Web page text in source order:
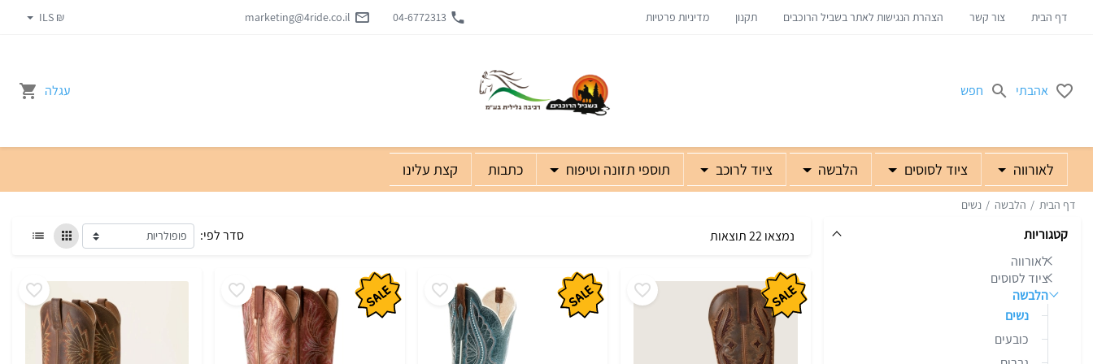
דף הבית צור קשר הצהרת הנגישות לאתר בשביל הרוכבים תקנון מדיניות פרטיות 04-6772313
marketing@4ride.co.il
₪ ILS
אהבתי חפש עגלה
לאורווה ציוד לסוסים הלבשה ציוד לרוכב תוספי תזונה וטיפוח כתבות קצת עלינו
דף הבית הלבשה נשים
קטגוריות
לאורווה
ציוד לסוסים
הלבשה
נשים
כובעים
נמצאו 22 תוצאות סדר לפי: